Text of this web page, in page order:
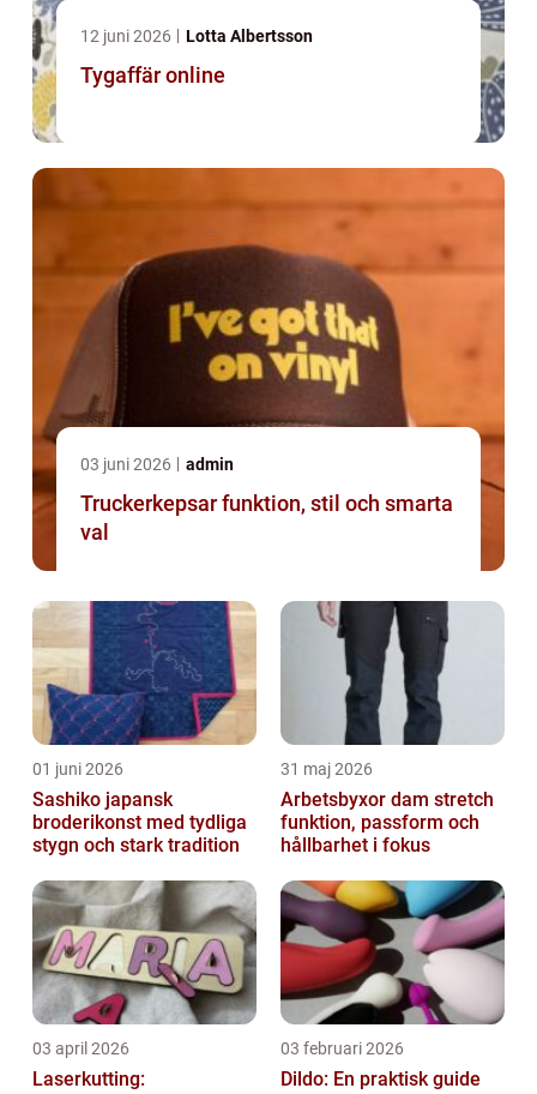
12 juni 2026 Lotta Albertsson
Tygaffär online
03 juni 2026 admin
Truckerkepsar funktion, stil och smarta
val
01 juni 2026
Sashiko japansk
broderikonst med tydliga
stygn och stark tradition
31 maj 2026
Arbetsbyxor dam stretch
funktion, passform och
hållbarhet i fokus
03 april 2026
Laserkutting:
03 februari 2026
Dildo: En praktisk guide